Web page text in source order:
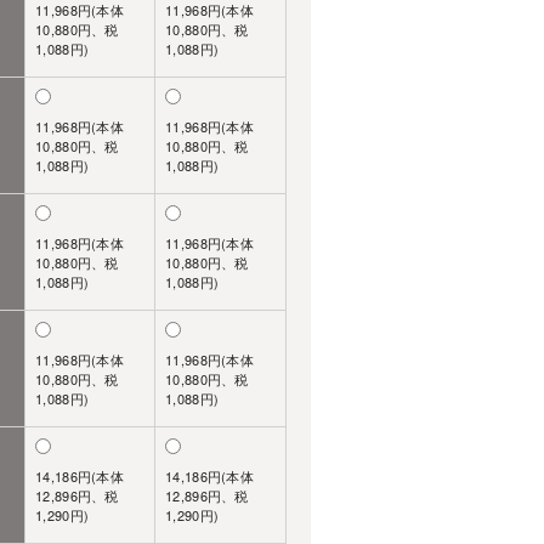
11,968円(本体
10,880円、税
1,088円)
11,968円(本体
10,880円、税
1,088円)
11,968円(本体
10,880円、税
1,088円)
11,968円(本体
10,880円、税
1,088円)
11,968円(本体
10,880円、税
1,088円)
11,968円(本体
10,880円、税
1,088円)
11,968円(本体
10,880円、税
1,088円)
11,968円(本体
10,880円、税
1,088円)
14,186円(本体
12,896円、税
1,290円)
14,186円(本体
12,896円、税
1,290円)